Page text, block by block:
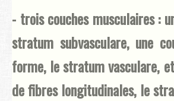
- trois couches musculaires :
stratum subvasculare, une
forme, le stratum vasculare,
de fibres longitudinales, le